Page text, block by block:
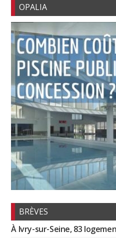
OPALIA
BRÈVES
À Ivry-sur-Seine, 83